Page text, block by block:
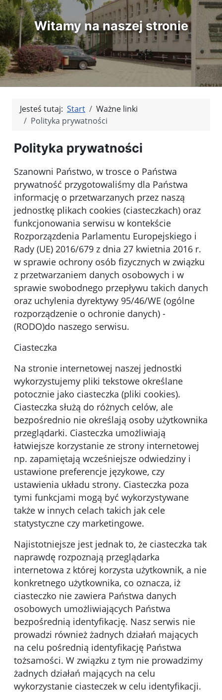
Witamy na naszej stronie
Jesteś tutaj: Start
Ważne linki
Polityka prywatności
Polityka prywatności
Szanowni Państwo, w trosce o Państwa
prywatność przygotowaliśmy dla Państwa
informację o przetwarzanych przez naszą
jednostkę plikach cookies (ciasteczkach) oraz
funkcjonowania serwisu w kontekście
Rozporzązdenia Parlamentu Europejskiego i
Rady (UE) 2016/679 z dnia 27 kwietnia 2016 r.
w sprawie ochrony osób fizycznych w związku
z przetwarzaniem danych osobowych i w
sprawie swobodnego przepływu takich danych
oraz uchylenia dyrektywy 95/46/WE (ogólne
rozporządzenie o ochronie danych) -
(RODO)do naszego serwisu.
Ciasteczka
Na stronie internetowej naszej jednostki
wykorzystujemy pliki tekstowe określane
potocznie jako ciasteczka (pliki cookies).
Ciasteczka służą do różnych celów, ale
bezpośrednio nie określają osoby użytkownika
przeglądarki. Ciasteczka umożliwiają
łatwiejsze korzystanie ze strony internetowej
np. zapamiętają wcześniejsze odwiedziny i
ustawione preferencje językowe, czy
ustawienia układu strony. Ciasteczka poza
tymi funkcjami mogą być wykorzystywane
także w innych celach takich jak cele
statystyczne czy marketingowe.
Najistotniejsze jest jednak to, że ciasteczka tak
naprawdę rozpoznają przeglądarka
internetowa z której korzysta użytkownik, a nie
konkretnego użytkownika, co oznacza, iż
ciasteczko nie zawiera Państwa danych
osobowych umożliwiających Państwa
bezpośrednią identyfikację. Nasz serwis nie
prowadzi również żadnych działań mających
na celu pośrednią identyfikację Państwa
tożsamości. W związku z tym nie prowadzimy
żadnych działań mających na celu
wykorzystanie ciasteczek w celu identyfikacji.